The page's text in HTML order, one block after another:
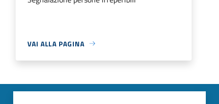
VAI ALLA PAGINA